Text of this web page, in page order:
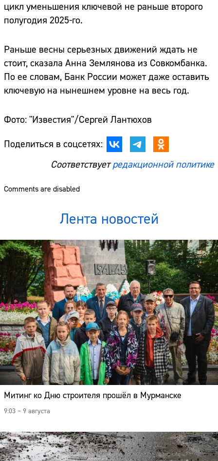
цикл уменьшения ключевой не раньше второго
полугодия 2025-го.
Раньше весны серьезных движений ждать не
стоит, сказала Анна Землянова из Совкомбанка.
По ее словам, Банк России может даже оставить
ключевую на нынешнем уровне на весь год.
Фото: "Известия"/Сергей Лантюхов
Поделиться в соцсетях:
Соответствуетредакционной политике
Comments are disabled
Лента новостей
Митинг ко Дню строителя прошёл в Мурманске
9:03 – 9 августа